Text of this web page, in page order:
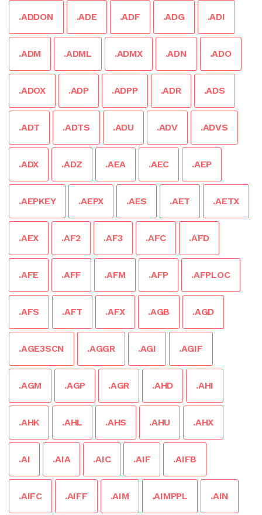
.ADDON .ADE .ADF .ADG .ADI
.ADM .ADML .ADMX .ADN .ADO
.ADOX .ADP .ADPP .ADR .ADS
.ADT .ADTS .ADU .ADV .ADVS
.ADX .ADZ .AEA .AEC .AEP
.AEPKEY .AEPX .AES .AET .AETX
.AEX .AF2 .AF3 .AFC .AFD
.AFE .AFF .AFM .AFP .AFPLOC
.AFS .AFT .AFX .AGB .AGD
.AGE3SCN .AGGR .AGI .AGIF
.AGM .AGP .AGR .AHD .AHI
.AHK .AHL .AHS .AHU .AHX
.AI .AIA .AIC .AIF .AIFB
.AIFC .AIFF .AIM .AIMPPL .AIN